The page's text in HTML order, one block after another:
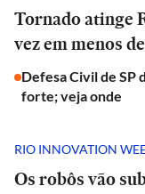
Tornado atinge
vez em menos
Defesa Civil de SP
forte; veja onde
RIO INNOVATION
Os robôs vão